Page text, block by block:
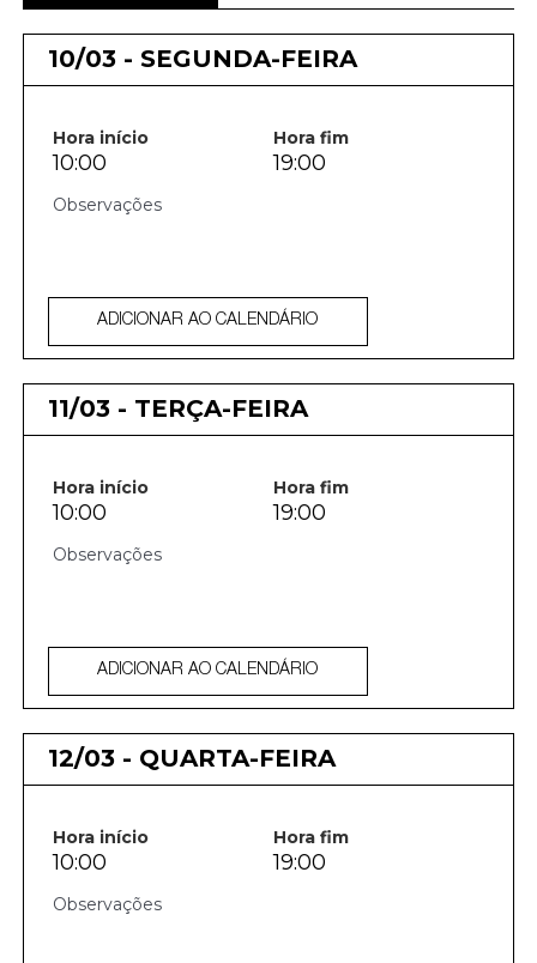
10/03 - SEGUNDA-FEIRA
Hora início Hora fim
10:00 19:00
ADICIONAR AO CALENDÁRIO
11/03 - TERÇA-FEIRA
Hora início Hora fim
10:00 19:00
ADICIONAR AO CALENDÁRIO
12/03 - QUARTA-FEIRA
Hora início Hora fim
10:00 19:00